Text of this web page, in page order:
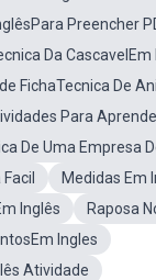
Preencher
Da CascavelEm
FichaTecnica De
Para
De Uma Empresa
Medidas Em
Inglês
Raposa
Ingles
Atividade